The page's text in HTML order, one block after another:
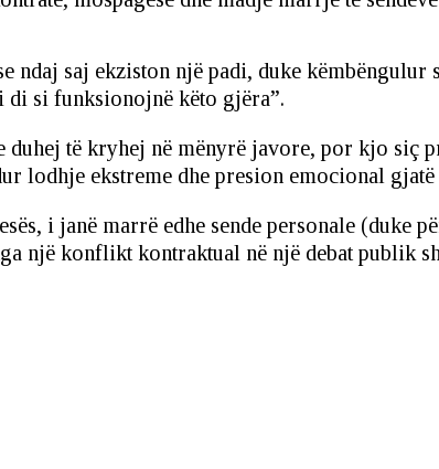
saj ekziston një padi, duke këmbëngulur
di si funksionojnë këto gjëra”.
duhej të kryhej në mënyrë javore, por kjo
lodhje ekstreme dhe presion emocional gjatë
i janë marrë edhe sende personale (duke
një konflikt kontraktual në një debat publik